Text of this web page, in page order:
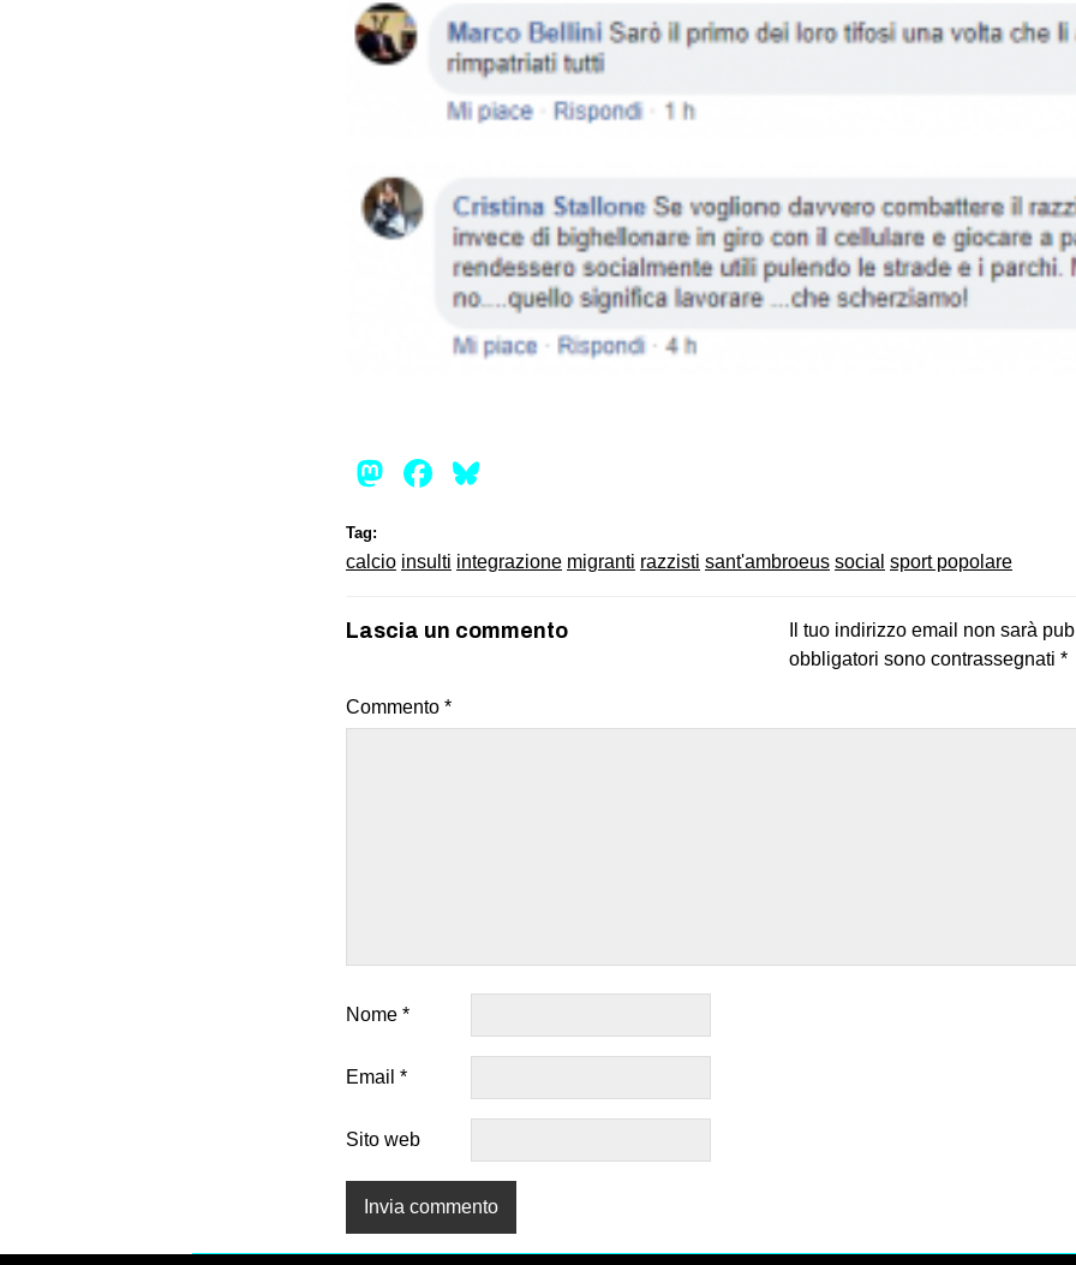
Mastodon
Facebook
Tag:
calcio insulti integrazione migranti razzisti sant'ambroeus social sport popolare
Lascia un commento
Il tuo indirizzo email non sarà
obbligatori sono contrassegnati *
Commento *
Nome *
Email *
Sito web